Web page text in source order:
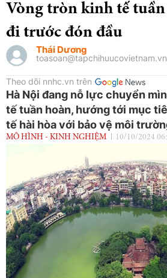
Vòng tròn kinh tế
đi trước đón đầu
Thái Dương
toasoan@tapchihuucovietnam.vn
Theo dõi nnhc.vn trên
Hà Nội đang nỗ lực chuyển
tế tuần hoàn, hướng tới mục
tế hài hòa với bảo vệ môi
MÔ HÌNH - KINH NGHIỆM 10/10/2024